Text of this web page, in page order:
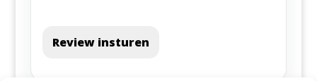
Review insturen